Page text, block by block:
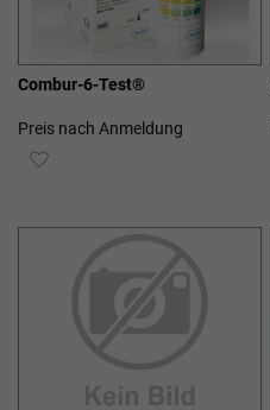
Combur-6-Test®
Preis nach Anmeldung
ZUR
HINZUFÜGEN